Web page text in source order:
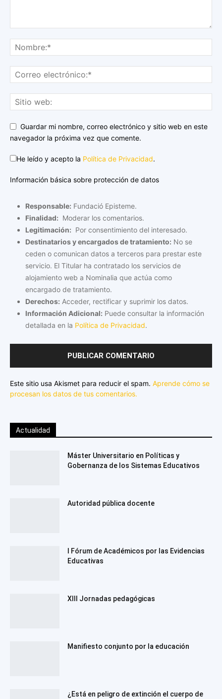
Guardar mi nombre, correo electrónico y sitio web en este
navegador la próxima vez que comente.
He leído y acepto la Política de Privacidad.
Información básica sobre protección de datos
Responsable: Fundació Episteme.
Finalidad: Moderar los comentarios.
Legitimación: Por consentimiento del interesado.
Destinatarios y encargados de tratamiento: No se
ceden o comunican datos a terceros para prestar este
servicio. El Titular ha contratado los servicios de
alojamiento web a Nominalia que actúa como
encargado de tratamiento.
Derechos: Acceder, rectificar y suprimir los datos.
Información Adicional: Puede consultar la información
detallada en la Política de Privacidad.
Este sitio usa Akismet para reducir el spam. Aprende cómo se
procesan los datos de tus comentarios.
Actualidad
Máster Universitario en Políticas y
Gobernanza de los Sistemas Educativos
Autoridad pública docente
I Fórum de Académicos por las Evidencias
Educativas
XIII Jornadas pedagógicas
Manifiesto conjunto por la educación
¿Está en peligro de extinción el cuerpo de